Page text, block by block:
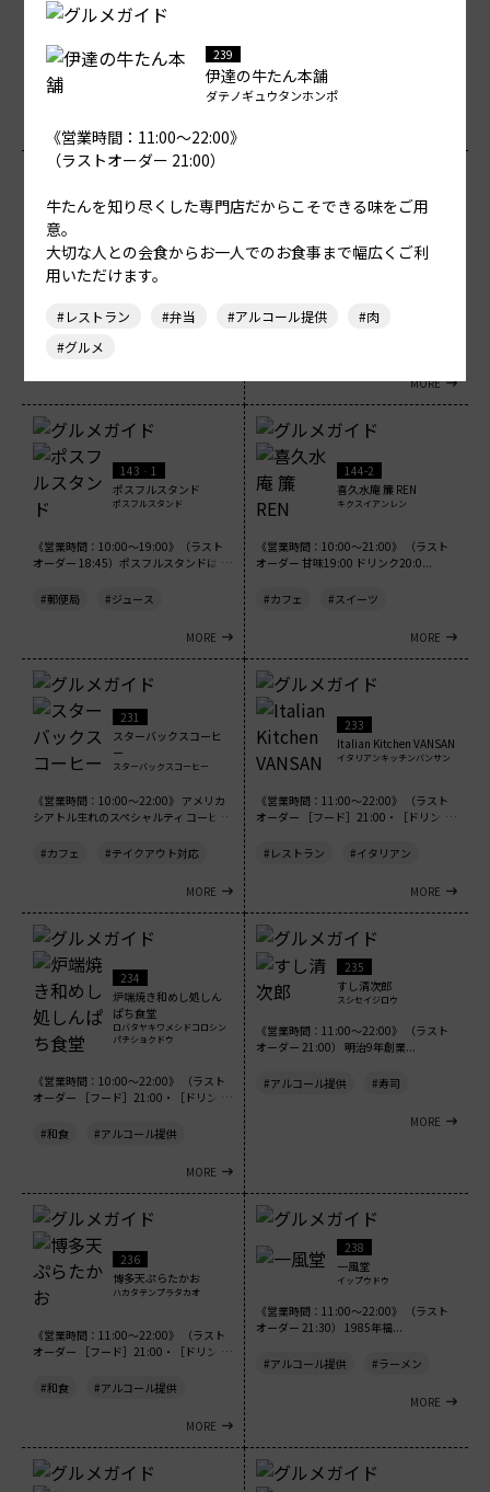
スシサケサカナ スギダマ
オーダー［フード・ドリンク］21:30）
#アルコール提供
MORE
#レストラン
130
《営業時間：10:00～21:00》 WARABIYA
わらびやのわらび餅 「ふわっ...
#お菓子 #アルコール提供
131
ミスタードーナツ
オーダー イートイン：20:30） ...
MORE
143‐1
ポスフルスタンド
ポスフルスタンド
《営業時間：10:00～19:00》（ラスト
オーダー 18:45）ポスフルスタンドは、
#郵便局
#ジュース
MORE
144-2
喜久水庵 簾 REN
キクスイアンレン
《営業時間：10:00～21:00》 （ラスト
オーダー 甘味19:00 ドリンク20:0...
#カフェ #スイーツ
MORE
231
スターバックスコーヒ
ー
スターバックスコーヒー
《営業時間：10:00～22:00》 アメリカ
シアトル生れのスペシャルティ コーヒ...
#カフェ #テイクアウト対応
MORE
233
Italian Kitchen VANSAN
イタリアンキッチンバンサン
《営業時間：11:00～22:00》 （ラスト
オーダー ［フード］21:00・［ドリン
#レストラン
#イタリアン
MORE
234
炉端焼き和めし処しん
ぱち食堂
ロバタヤキワメシドコロシン
パチショクドウ
《営業時間：10:00～22:00》 （ラスト
オーダー ［フード］21:00・［ドリン
#和食
#アルコール提供
MORE
235
すし清次郎
スシセイジロウ
《営業時間：11:00～22:00》 （ラスト
オーダー 21:00） 明治9年創業...
#アルコール提供 #寿司
MORE
236
博多天ぷらたかお
ハカタテンプラタカオ
《営業時間：11:00～22:00》 （ラスト
オーダー ［フード］21:00・［ドリン
#和食
#アルコール提供
MORE
238
一風堂
イップウドウ
《営業時間：11:00～22:00》 （ラスト
オーダー 21:30） 1985年福...
#アルコール提供 #ラーメン
MORE
239
伊達の牛たん本舗
ダテノギュウタンホンポ
《営業時間：11:00～22:00》
（ラストオーダー 21:00）
牛たんを知り尽くした専門店だからこそできる味をご用
意。
大切な人との会食からお一人でのお食事まで幅広くご利
用いただけます。
#レストラン #弁当 #アルコール提供
#肉
#グルメ